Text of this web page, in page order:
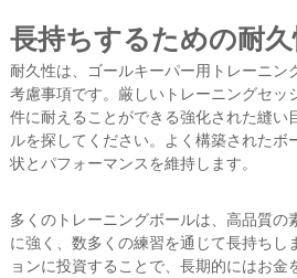
長持ちするための耐
耐久性は、ゴールキーパー用トレーニン
考慮事項です。厳しいトレーニングセッ
件に耐えることができる強化された縫い
ルを探してください。よく構築されたボ
状とパフォーマンスを維持します。
多くのトレーニングボールは、高品質の
に強く、数多くの練習を通じて長持ちし
ョンに投資することで、長期的にはお金